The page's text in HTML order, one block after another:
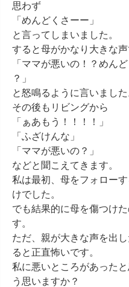
思わず
「めんどくさーー」
と言ってしまいました。
すると母がかなり大きな
「ママが悪いの！？めん
？」
と怒鳴るように言いました
その後もリビングから
「ぁあもう！！！！」
「ふざけんな」
「ママが悪いの？」
などと聞こえてきます。
私は最初、母をフォロー
けでした。
でも結果的に母を傷つけ
す。
ただ、親が大きな声を出
ると正直怖いです。
私に悪いところがあった
う思いますか？